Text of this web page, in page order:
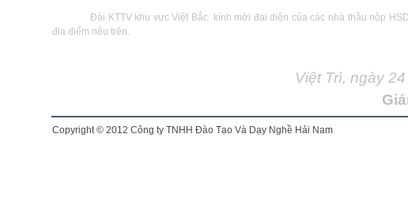
Đài KTTV khu vực Việt Bắc
kính mời đại diện của các nhà thầu nộp
địa điểm nêu trên.
Việt Trì, ngày 24
Copyright © 2012 Công ty TNHH Đào Tạo Và Dạy Nghề Hải Nam